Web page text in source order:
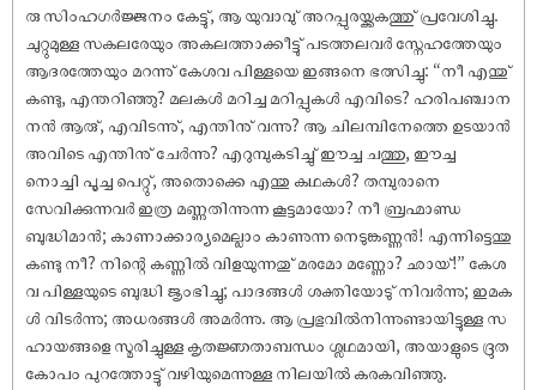
രു സിംഹഗർജ്ജനം കേട്ടു്, ആ യുവാവു് അറപ്പുരയ്ക്കകത്തു് പ്രവേശിച്ചു.
ചുറ്റുമുള്ള സകലരേയും അകലത്താക്കീട്ടു് പടത്തലവർ സ്നേഹത്തേയും
ആദരത്തേയും മറന്നു് കേശവ പിള്ളയെ ഇങ്ങനെ ഭത്സിച്ചു: “നീ എന്തു്
കണ്ടു, എന്തറിഞ്ഞു? മലകൾ മറിച്ച മറിപ്പുകൾ എവിടെ? ഹരിപഞ്ചാന
നൻ ആരു്, എവിടന്നു്, എന്തിനു് വന്നു? ആ ചിലമ്പിനേത്തെ ഉടയാൻ
അവിടെ എന്തിനു് ചേർന്നു? എറുമ്പുകടിച്ചു് ഈച്ച ചത്തു, ഈച്ച
നൊച്ചി പൂച്ച പെറ്റു്, അതൊക്കെ എന്തു കഥകൾ? തമ്പുരാനെ
സേവിക്കുന്നവർ ഇത്ര മണ്ണുതിന്നുന്ന കൂട്ടമായോ? നീ ബ്രഹ്മാണ്ഡ
ബുദ്ധിമാൻ; കാണാക്കാര്യമെല്ലാം കാണുന്ന നെടുങ്കണ്ണൻ! എന്നിട്ടെന്തു
കണ്ടു നീ? നിന്റെ കണ്ണിൽ വിളയുന്നതു് മരമോ മണ്ണോ? ഛായ്!” കേശ
വ പിള്ളയുടെ ബുദ്ധി ജൃംഭിച്ചു; പാദങ്ങൾ ശക്തിയോടു് നിവർന്നു; ഇമക
ൾ വിടർന്നു; അധരങ്ങൾ അമർന്നു. ആ പ്രഭുവിൽനിന്നുണ്ടായിട്ടുള്ള സ
ഹായങ്ങളെ സ്മരിച്ചുള്ള കൃതജ്ഞതാബന്ധം ശ്ലഥമായി, അയാളുടെ ദ്രുത
കോപം പുറത്തോട്ടു് വഴിയുമെന്നുള്ള നിലയിൽ കരകവിഞ്ഞു.